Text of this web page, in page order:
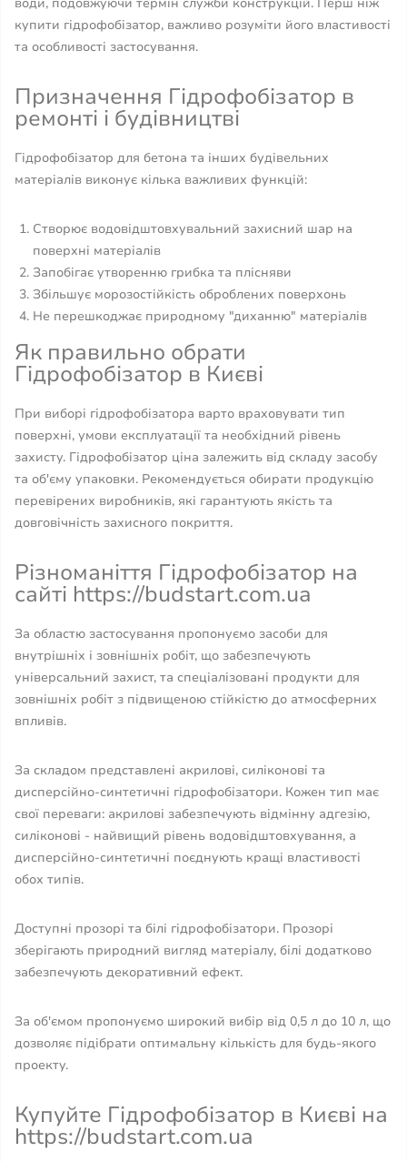
купити гідрофобізатор, важливо розуміти його властивості
та особливості застосування.
Призначення Гідрофобізатор в
ремонті і будівництві
Гідрофобізатор для бетона та інших будівельних
матеріалів виконує кілька важливих функцій:
Створює водовідштовхувальний захисний шар на
поверхні матеріалів
Запобігає утворенню грибка та плісняви
Збільшує морозостійкість оброблених поверхонь
Не перешкоджає природному "диханню" матеріалів
Як правильно обрати
Гідрофобізатор в Києві
При виборі гідрофобізатора варто враховувати тип
поверхні, умови експлуатації та необхідний рівень
захисту. Гідрофобізатор ціна залежить від складу засобу
та об'єму упаковки. Рекомендується обирати продукцію
перевірених виробників, які гарантують якість та
довговічність захисного покриття.
Різноманіття Гідрофобізатор на
сайті https://budstart.com.ua
За областю застосування пропонуємо засоби для
внутрішніх і зовнішніх робіт, що забезпечують
універсальний захист, та спеціалізовані продукти для
зовнішніх робіт з підвищеною стійкістю до атмосферних
впливів.
За складом представлені акрилові, силіконові та
дисперсійно-синтетичні гідрофобізатори. Кожен тип має
свої переваги: акрилові забезпечують відмінну адгезію,
силіконові - найвищий рівень водовідштовхування, а
дисперсійно-синтетичні поєднують кращі властивості
обох типів.
Доступні прозорі та білі гідрофобізатори. Прозорі
зберігають природний вигляд матеріалу, білі додатково
забезпечують декоративний ефект.
За об'ємом пропонуємо широкий вибір від 0,5 л до 10 л, що
дозволяє підібрати оптимальну кількість для будь-якого
проекту.
Купуйте Гідрофобізатор в Києві на
https://budstart.com.ua